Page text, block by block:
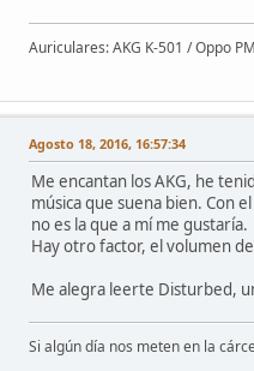
Auriculares: AKG K-501 / Oppo
Agosto 18, 2016, 16:57:34
Me encantan los AKG, he
música que suena bien. Con
no es la que a mí me gustaría.
Hay otro factor, el volumen
Me alegra leerte Disturbed,
Si algún día nos meten en la